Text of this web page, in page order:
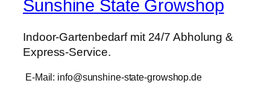
Sunshine State Growshop
Indoor-Gartenbedarf mit 24/7 Abholung &
Express-Service.
E-Mail: info@sunshine-state-growshop.de